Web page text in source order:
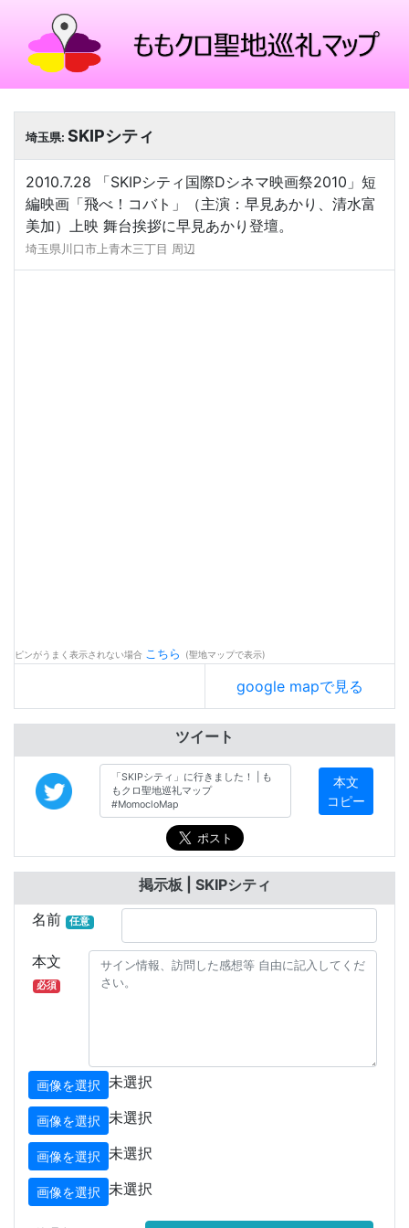
埼玉県: SKIPシティ
2010.7.28 「SKIPシティ国際Dシネマ映画祭2010」短
編映画「飛べ！コバト」（主演：早見あかり、清水富
美加）上映 舞台挨拶に早見あかり登壇。
埼玉県川口市上青木三丁目 周辺
ピンがうまく表示されない場合 こちら (聖地マップで表示)
google mapで見る
ツイート
本文
コピー
掲示板 | SKIPシティ
名前
任意
本文
必須
画像を選択 未選択
画像を選択 未選択
画像を選択 未選択
画像を選択 未選択